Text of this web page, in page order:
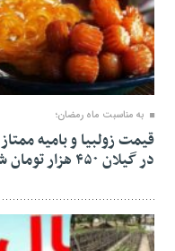
۳۰ بهمن ۱۴۰۴
به مناسبت ماه رمضان؛
قیمت زولبیا و بامیه ممتاز
در گیلان ۴۵۰ هزار تومان شد